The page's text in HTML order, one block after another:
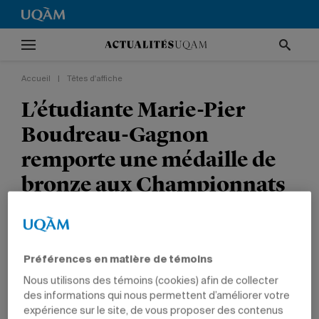
Accueil Têtes d'affiche
L’étudiante Marie-Pier
Boudreau-Gagnon
remporte une médaille de
bronze aux Championnats
mondiaux aquatiques, à
Rome
Préférences en matière de témoins
Nous utilisons des témoins (cookies) afin de collecter
des informations qui nous permettent d’améliorer votre
expérience sur le site, de vous proposer des contenus